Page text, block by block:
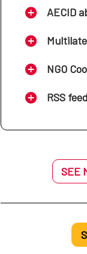
AECID
NGO
RSS feed
SEE